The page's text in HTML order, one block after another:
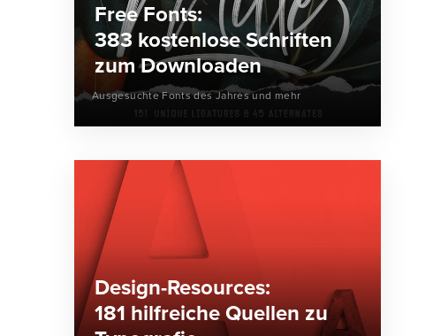
Free Fonts:
383 kostenlose Schriften
zum Downloaden
Ausgesuchte Fonts des Jahres und mehr
Design-Resources:
181 hilfreiche Quellen zu